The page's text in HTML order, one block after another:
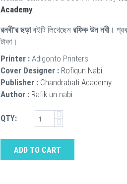
Academy.
রনবী'র ছড়াবইটি লিখেছেন রফিক উন নবী।
টাকা।
Printer : Adigonto Printers
Cover Designer : Rofiqun Nabi
Publisher : Chandrabati Academy
Author : Rafik un nabi
QTY:
ADD TO CART